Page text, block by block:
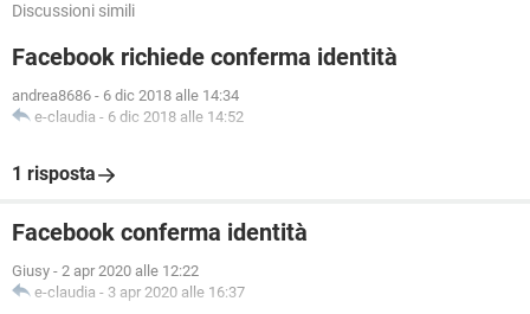
Discussioni simili
Facebook richiede conferma identità
andrea8686 - 6 dic 2018 alle 14:34
e-claudia - 6 dic 2018 alle 14:52
1 risposta
Facebook conferma identità
Giusy - 2 apr 2020 alle 12:22
e-claudia - 3 apr 2020 alle 16:37